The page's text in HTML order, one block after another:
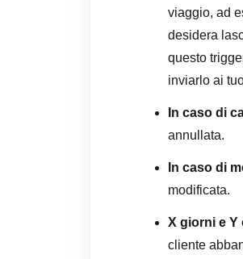
viaggio, ad
desidera
questo
inviarlo ai
In caso di
annullata.
In caso di
modificata.
X giorni e
cliente